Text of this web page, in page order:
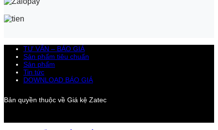
TƯ VẤN – BÁO GIÁ
Sản phẩm tiêu chuẩn
Sản phẩm
Tin tức
DOWNLOAD BÁO GIÁ
Bản quyền thuộc về Giá kệ Zatec